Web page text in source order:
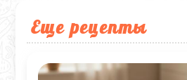
Еще рецепты